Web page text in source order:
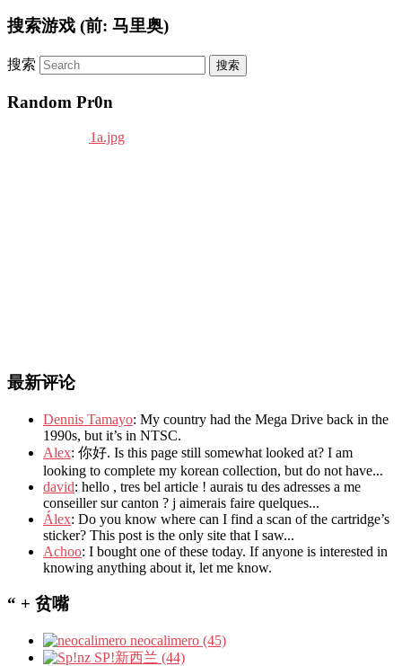
搜索游戏 (前: 马里奥)
搜索
Random Pr0n
最新评论
Dennis Tamayo: My country had the Mega Drive back in the
1990s, but it’s in NTSC.
Alex: 你好. Is this page still somewhat looked at? I am
looking to complete my korean collection, but do not have...
david: hello , tres bel article ! aurais tu des adresses a me
conseiller sur canton ? j aimerais faire quelques...
Álex: Do you know where can I find a scan of the cartridge’s
sticker? This post is the only site that I saw...
Achoo: I bought one of these today. If anyone is interested in
knowing anything about it, let me know.
“ + 贫嘴
neocalimero (45)
SP!新西兰 (44)